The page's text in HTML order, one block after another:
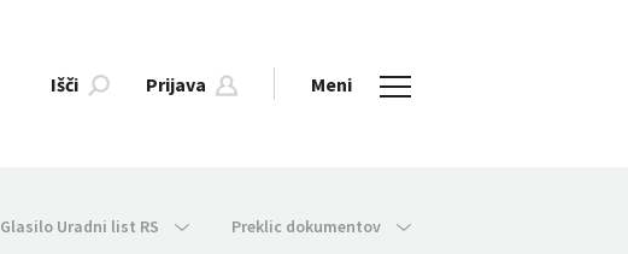
Išči Prijava Meni
Glasilo Uradni list RS Preklic dokumentov